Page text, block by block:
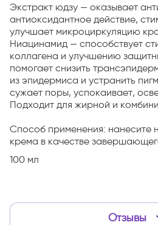
Экстракт юдзу — оказывает
антиоксидантное действие,
улучшает микроциркуляцию
Ниацинамид — способствует
коллагена и улучшению
помогает снизить
из эпидермиса и устранить
сужает поры, успокаивает,
Подходит для жирной и
Способ применения: нанесите
крема в качестве
100 мл
Отзывы